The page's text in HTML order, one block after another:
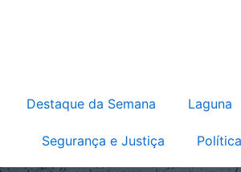
Destaque da Semana Laguna
Segurança e Justiça Política